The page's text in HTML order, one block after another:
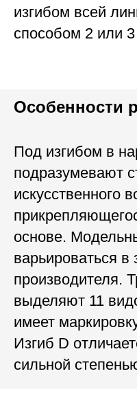
изгибом всей
способом 2 или
Особенности
Под изгибом в
подразумевают
искусственного
основе.
варьироваться в
производителя.
выделяют 11
имеет
Изгиб D
сильной